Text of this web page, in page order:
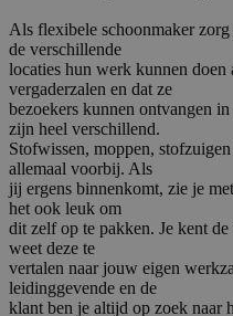
Als flexibele schoonmaker
de verschillende
locaties hun werk kunnen doen
vergaderzalen en dat ze
bezoekers kunnen ontvangen
zijn heel verschillend.
Stofwissen, moppen,
allemaal voorbij. Als
jij ergens binnenkomt, zie je
het ook leuk om
dit zelf op te pakken. Je kent
weet deze te
vertalen naar jouw eigen
leidinggevende en de
klant ben je altijd op zoek naar